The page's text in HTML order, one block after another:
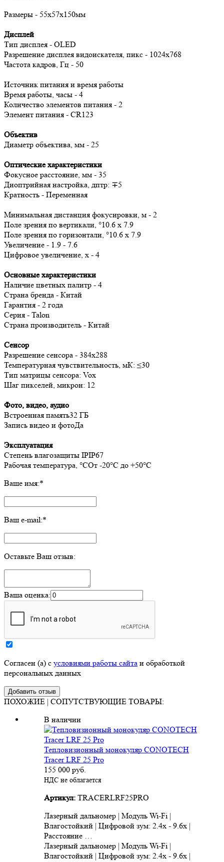
Размеры - 55x57x150мм
Дисплей
Тип дисплея - OLED
Разрешение дисплея видоискателя, пикс - 1024x768
Частота кадров, Гц - 50
Источник питания и время работы
Время работы, часы - 4
Количество элементов питания - 2
Элемент питания - CR123
Объектив
Диаметр объектива, мм - 25
Оптические характеристики
Фокусное расстояние, мм - 35
Диоптрийная настройка, дптр: ∓5
Кратность - Переменная
Минимальная дистанция фокусировки, м - 2
Поле зрения по вертикали, °10.6 x 7.9
Поле зрения по горизонтали, °10.6 x 7.9
Увеличение - 1.9 - 7.6
Цифровое увеличение, х - 4
Основные характеристики
Наличие цветных палитр - 4
Страна бренда - Китай
Гарантия - 2 года
Серия - Talon
Страна производитель - Китай
Сенсор
Разрешение сенсора - 384x288
Температурная чувствительность, мК: ≤30
Тип матрицы сенсора: Vox
Шаг пикселей, микрон: 12
Фото, видео, аудио
Встроенная память32 ГБ
Запись видео и фотоДа
Эксплуатация
Cтепень влагозащиты IPIP67
Рабочая температура, °СОт -20°C до +50°C
Ваше имя:*
Ваш e-mail:*
Оставьте Ваш отзыв:
Ваша оценка:
Согласен (а) с условиями работы сайта и обработкой
персональных данных
ПОХОЖИЕ | СОПУТСТВУЮЩИЕ ТОВАРЫ:
В наличии
Тепловизионный монокуляр CONOTECH
Tracer LRF 25 Pro
155 000 руб.
НДС не облагается
Артикул: TRACERLRF25PRO
Лазерный дальномер | Модуль Wi-Fi |
Влагостойкий | Цифровой зум: 2.4x - 9.6x |
Расстояние …
Лазерный дальномер | Модуль Wi-Fi |
Влагостойкий | Цифровой зум: 2.4x - 9.6x |